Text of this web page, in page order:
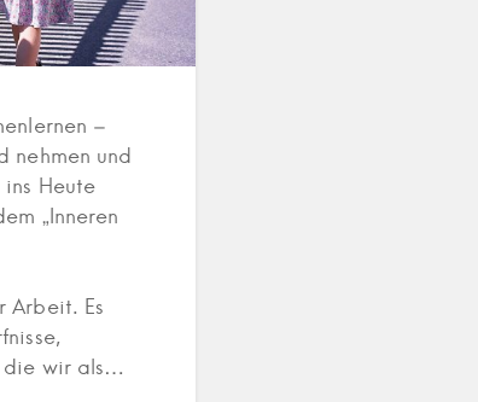
–
nehmen und
Heute
„Inneren
Arbeit. Es
die wir als…